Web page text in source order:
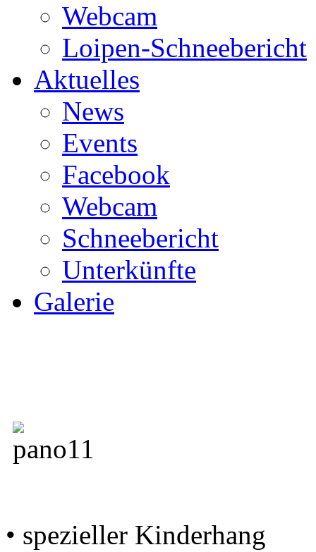
Webcam
Loipen-Schneebericht
Aktuelles
News
Events
Facebook
Webcam
Schneebericht
Unterkünfte
Galerie
• spezieller Kinderhang